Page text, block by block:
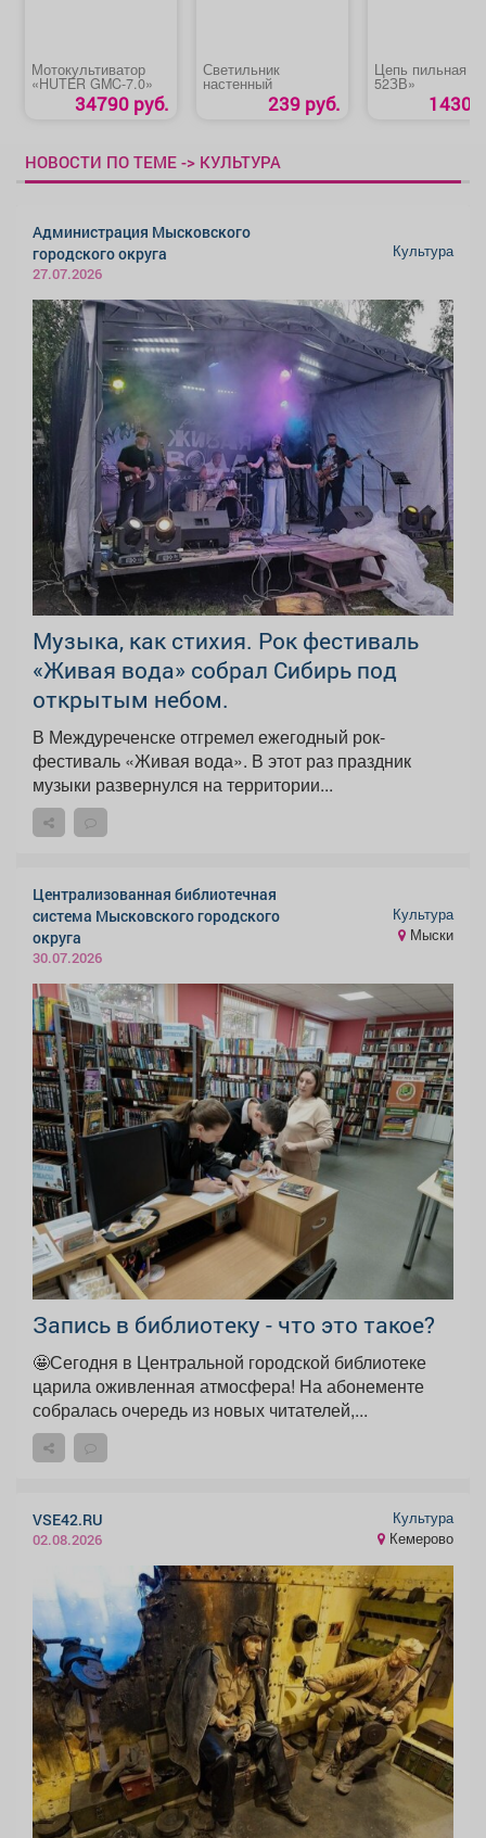
Мотокультиватор
«HUTER GMC-7.0»
34790 руб.
Светильник
настенный
239 руб.
Цепь пильная
52ЗВ»
1430
НОВОСТИ ПО ТЕМЕ -> КУЛЬТУРА
Администрация Мысковского
городского округа
27.07.2026
Культура
Музыка, как стихия. Рок фестиваль
«Живая вода» собрал Сибирь под
открытым небом.
В Междуреченске отгремел ежегодный рок-
фестиваль «Живая вода». В этот раз праздник
музыки развернулся на территории...
Централизованная библиотечная
система Мысковского городского
округа
30.07.2026
Культура
Мыски
Запись в библиотеку - что это такое?
🤩Сегодня в Центральной городской библиотеке
царила оживленная атмосфера! На абонементе
собралась очередь из новых читателей,...
VSE42.RU
02.08.2026
Культура
Кемерово